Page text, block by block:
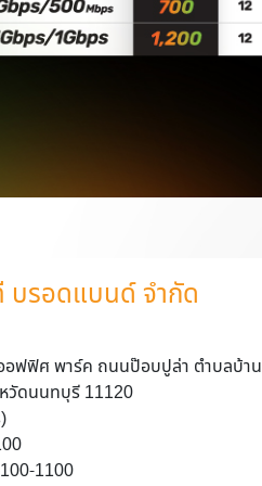
บรอดแบนด์ จำกัด
อฟฟิศ พาร์ค ถนนป๊อบปูล่า ตำบลบ้าน
วัดนนทบุรี 11120
1100